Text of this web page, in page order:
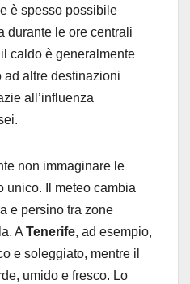
è spesso possibile
durante le ore centrali
caldo è generalmente
ad altre destinazioni
all’influenza
non immaginare le
unico. Il meteo cambia
e persino tra zone
A Tenerife, ad esempio,
e soleggiato, mentre il
umido e fresco. Lo